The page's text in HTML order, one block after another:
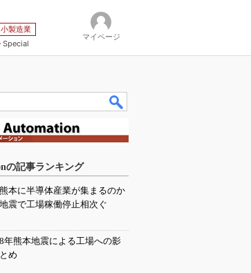
製造業
Special
マイページ
の記事ランキング
本に半導体産業が集まるのか
で工場稼働停止相次ぐ
年熊本地震による工場への影
め